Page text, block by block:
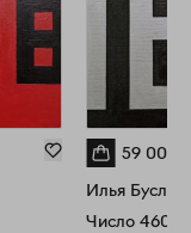
59 000
Илья
Число 460